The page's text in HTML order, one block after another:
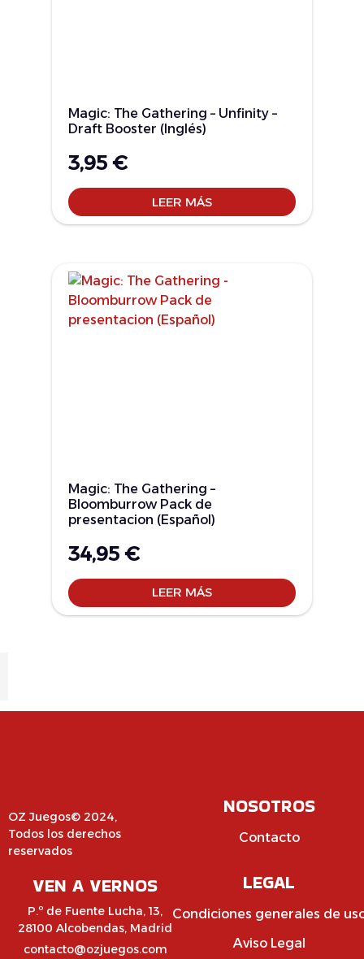
Magic: The Gathering – Unfinity –
Draft Booster (Inglés)
3,95 €
LEER MÁS
Magic: The Gathering –
Bloomburrow Pack de
presentacion (Español)
34,95 €
LEER MÁS
OZ Juegos© 2024,
Todos los derechos
reservados
VEN A VERNOS
P.º de Fuente Lucha, 13,
28100 Alcobendas, Madrid
contacto@ozjuegos.com
NOSOTROS
Contacto
LEGAL
Condiciones generales de
Aviso Legal